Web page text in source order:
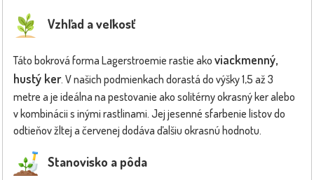
Vzhľad a veľkosť
Táto bokrová forma Lagerstroemie rastie ako viackmenný,
hustý ker. V našich podmienkach dorastá do výšky 1,5 až 3
metre a je ideálna na pestovanie ako solitérny okrasný ker alebo
v kombinácii s inými rastlinami. Jej jesenné sfarbenie listov do
odtieňov žltej a červenej dodáva ďalšiu okrasnú hodnotu.
Stanovisko a pôda